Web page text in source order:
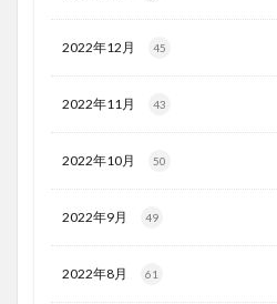
2022年12月 45
2022年11月 43
2022年10月 50
2022年9月 49
2022年8月 61